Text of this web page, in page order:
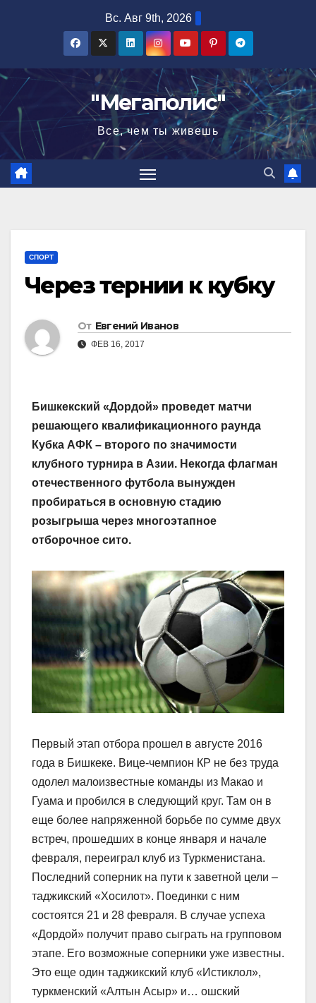
Вс. Авг 9th, 2026
"Мегаполис"
Все, чем ты живешь
СПОРТ
Через тернии к кубку
От Евгений Иванов
ФЕВ 16, 2017
Бишкекский «Дордой» проведет матчи
решающего квалификационного раунда
Кубка АФК – второго по значимости
клубного турнира в Азии. Некогда флагман
отечественного футбола вынужден
пробираться в основную стадию
розыгрыша через многоэтапное
отборочное сито.
Первый этап отбора прошел в августе 2016
года в Бишкеке. Вице-чемпион КР не без труда
одолел малоизвестные команды из Макао и
Гуама и пробился в следующий круг. Там он в
еще более напряженной борьбе по сумме двух
встреч, прошедших в конце января и начале
февраля, переиграл клуб из Туркменистана.
Последний соперник на пути к заветной цели –
таджикский «Хосилот». Поединки с ним
состоятся 21 и 28 февраля. В случае успеха
«Дордой» получит право сыграть на групповом
этапе. Его возможные соперники уже известны.
Это еще один таджикский клуб «Истиклол»,
туркменский «Алтын Асыр» и… ошский